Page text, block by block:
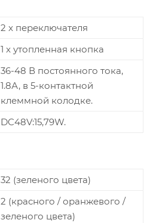
2 x переключателя
1 x утопленная кнопка
36-48 В постоянного тока,
1.8А, в 5-контактной
клеммной колодке.
DC48V:15,79W.
32 (зеленого цвета)
2 (красного / оранжевого /
зеленого цвета)